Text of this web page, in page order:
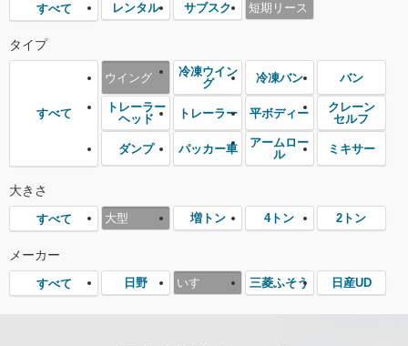
すべて レンタル サブスク 短期リース
タイプ
すべて
ウイング
冷凍ウイン
グ
冷凍バン バン
トレーラー
ヘッド
トレーラー 平ボディー
クレーン
セルフ
ダンプ パッカー車
アームロー
ル
ミキサー
大きさ
すべて 大型 増トン 4トン 2トン
メーカー
すべて 日野 いすゞ 三菱ふそう 日産UD